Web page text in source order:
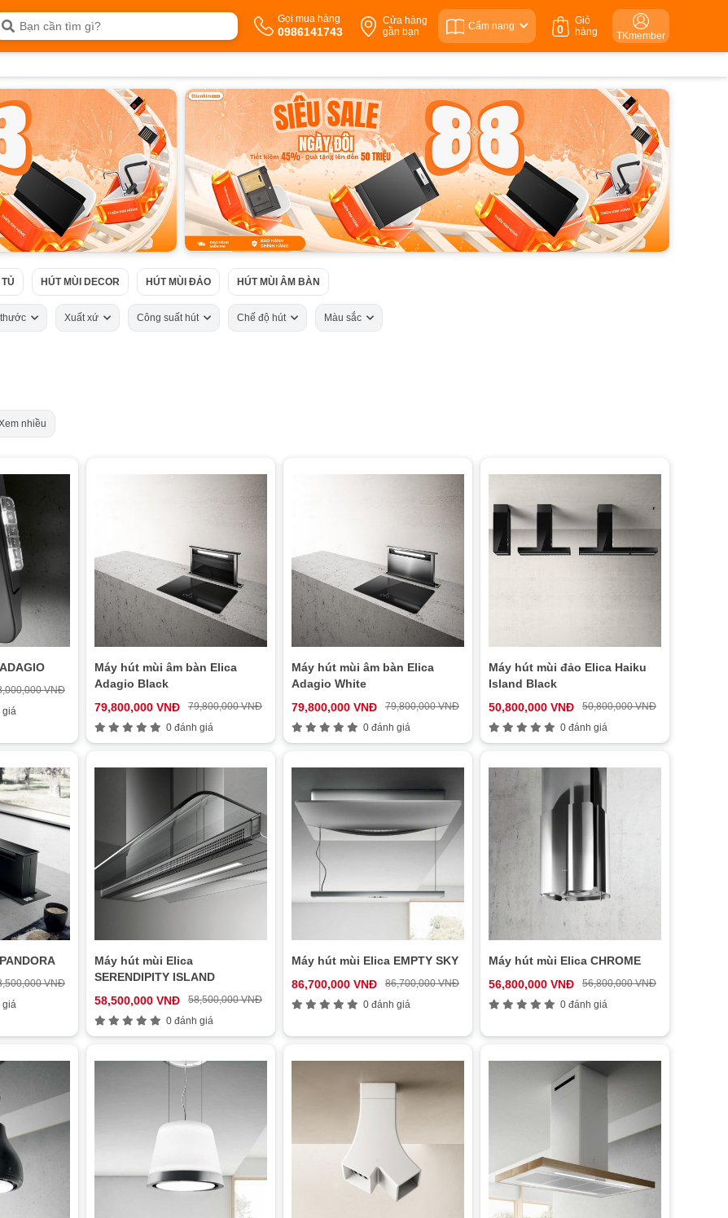
Gọi mua hàng
0986141743
Cửa hàng
gần bạn
Cẩm nang
Giỏ
hàng
0 TKmember
HÚT MÙI DECOR HÚT MÙI ĐẢO HÚT MÙI ÂM BÀN
Xuất xứ Công suất hút Chế độ hút Màu sắc
nhiều
VNĐ
giá
Máy hút mùi âm bàn Elica
Adagio Black
79,800,000 VNĐ
79,800,000 VNĐ
0 đánh giá
Máy hút mùi âm bàn Elica
Adagio White
79,800,000 VNĐ
79,800,000 VNĐ
0 đánh giá
Máy hút mùi đảo Elica Haiku
Island Black
50,800,000 VNĐ
50,800,000 VNĐ
0 đánh giá
VNĐ
giá
Máy hút mùi Elica
SERENDIPITY ISLAND
58,500,000 VNĐ
58,500,000 VNĐ
0 đánh giá
Máy hút mùi Elica EMPTY SKY
86,700,000 VNĐ
86,700,000 VNĐ
0 đánh giá
Máy hút mùi Elica CHROME
56,800,000 VNĐ
56,800,000 VNĐ
0 đánh giá